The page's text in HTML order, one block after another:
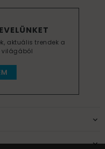
aktuális trendek a
világából